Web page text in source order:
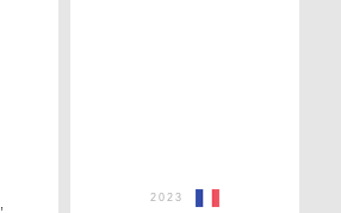
2023